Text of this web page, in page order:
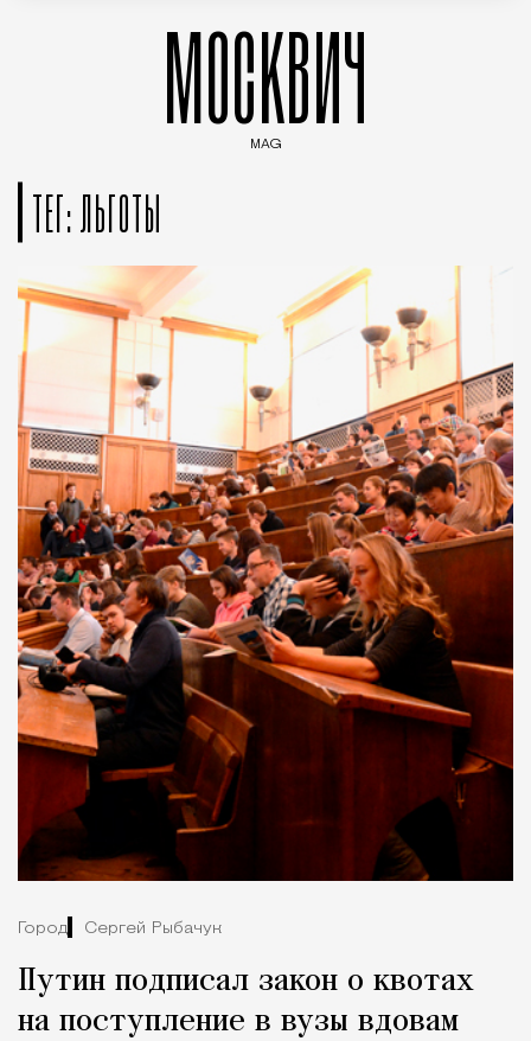
МОСКВИЧ
MAG
ТЕГ: ЛЬГОТЫ
Город Сергей Рыбачук
Путин подписал закон о квотах
на поступление в вузы вдовам